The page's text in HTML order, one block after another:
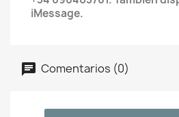
iMessage.
Comentarios (0)